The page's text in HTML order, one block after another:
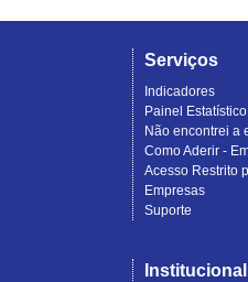
Serviços
Indicadores
Painel Estatístico
Não encontrei a
Como Aderir -
Acesso Restrito
Empresas
Suporte
Institucional